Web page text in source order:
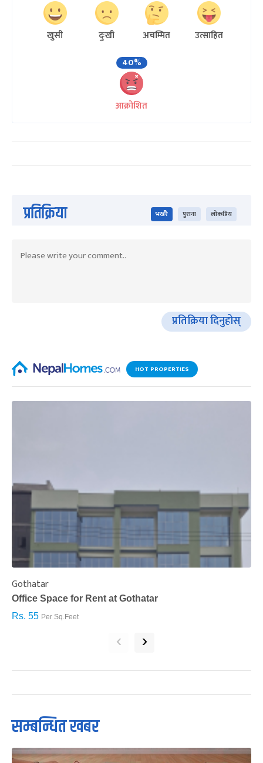
खुसी दुःखी अचम्मित
उत्साहित
40%
आक्रोशित
प्रतिक्रिया भर्खरै पुराना लोकप्रिय
प्रतिक्रिया दिनुहोस्
HOT PROPERTIES
Gothatar
Office Space for Rent at Gothatar
Rs. 55 Per Sq.Feet
‹ ›
सम्बन्धित खबर